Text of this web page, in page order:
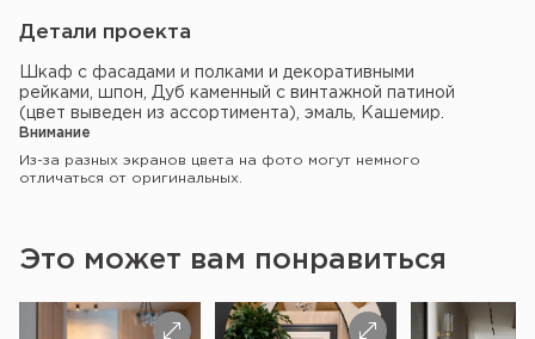
Детали проекта
Шкаф с фасадами и полками и декоративными
рейками, шпон, Дуб каменный с винтажной патиной
(цвет выведен из ассортимента), эмаль, Кашемир.
Внимание
Из-за разных экранов цвета на фото могут немного
отличаться от оригинальных.
Это может вам понравиться